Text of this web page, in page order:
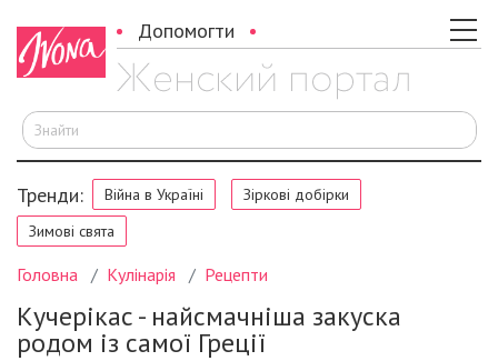
Допомогти
Тренди: Війна в Україні
Зіркові добірки
Зимові свята
Головна Кулінарія Рецепти
Кучерікас - найсмачніша закуска
родом із самої Греції